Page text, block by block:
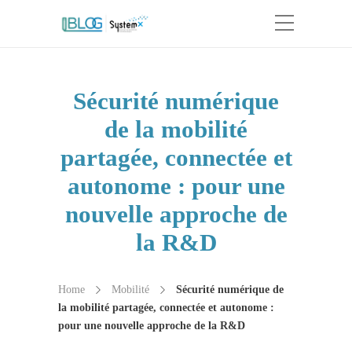
Sécurité numérique
de la mobilité
partagée, connectée et
autonome : pour une
nouvelle approche de
la R&D
Home Mobilité
Sécurité numérique de
la mobilité partagée, connectée et autonome :
pour une nouvelle approche de la R&D